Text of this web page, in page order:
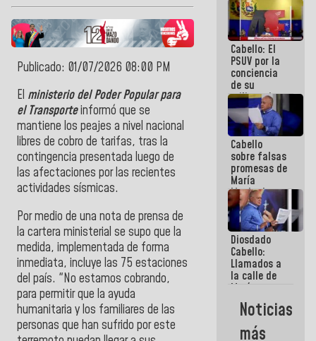
Publicado: 01/07/2026 08:00 PM
El ministerio del Poder Popular para
el Transporteinformó que se
mantiene los peajes a nivel nacional
libres de cobro de tarifas, tras la
contingencia presentada luego de
las afectaciones por las recientes
actividades sísmicas.
Por medio de una nota de prensa de
la cartera ministerial se supo que la
medida, implementada de forma
inmediata, incluye las 75 estaciones
del país. "No estamos cobrando,
para permitir que la ayuda
humanitaria y los familiares de las
personas que han sufrido por este
de María
Machado:
¡Créanle!
Cabello: El
PSUV por la
conciencia
de su
militancia
es la
organización
política más
sólida de
Venezuela
Cabello
sobre falsas
promesas de
María
Machado:
¿Quién le
puede creer?
¿Y la gente
que ella iba
a salvar en
La Guaira?
Diosdado
Cabello:
Llamados a
la calle de
María
Machado se
estrellaron
de frente
contra el
Noticias
más